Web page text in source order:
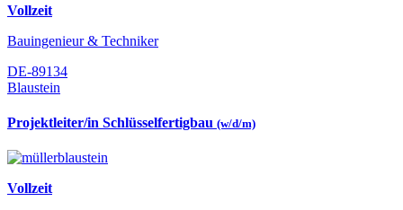
Vollzeit
Bauingenieur & Techniker
DE-89134
Blaustein
Projektleiter/in Schlüsselfertigbau (w/d/m)
Vollzeit